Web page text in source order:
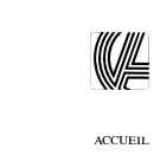
accueil